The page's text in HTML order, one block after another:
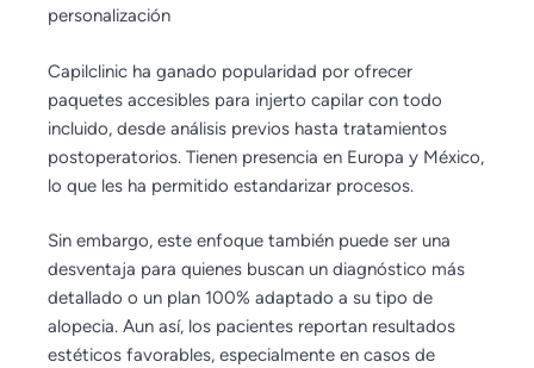
personalización
Capilclinic ha ganado popularidad por ofrecer
paquetes accesibles para injerto capilar con todo
incluido, desde análisis previos hasta tratamientos
postoperatorios. Tienen presencia en Europa y México,
lo que les ha permitido estandarizar procesos.
Sin embargo, este enfoque también puede ser una
desventaja para quienes buscan un diagnóstico más
detallado o un plan 100% adaptado a su tipo de
alopecia. Aun así, los pacientes reportan resultados
estéticos favorables, especialmente en casos de